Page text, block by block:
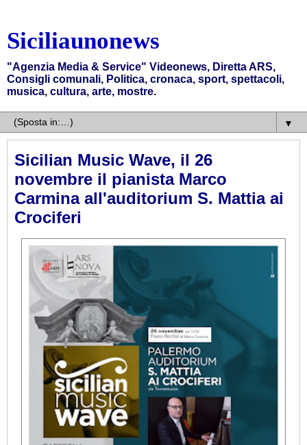
Siciliaunonews
"Agenzia Media & Service" Videonews, Diretta ARS,
Consigli comunali, Politica, cronaca, sport, spettacoli,
musica, cultura, arte, mostre.
▼
Sicilian Music Wave, il 26
novembre il pianista Marco
Carmina all'auditorium S. Mattia ai
Crociferi